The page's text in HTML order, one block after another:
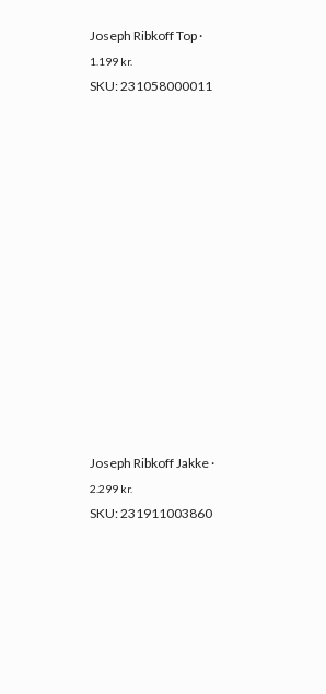
Joseph Ribkoff Top ·
1.199 kr.
SKU: 231058000011
Joseph Ribkoff Jakke ·
2.299 kr.
SKU: 231911003860